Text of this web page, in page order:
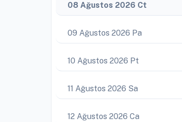
08 Ağustos 2026 Ct
09 Ağustos 2026 Pa
10 Ağustos 2026 Pt
11 Ağustos 2026 Sa
12 Ağustos 2026 Ca